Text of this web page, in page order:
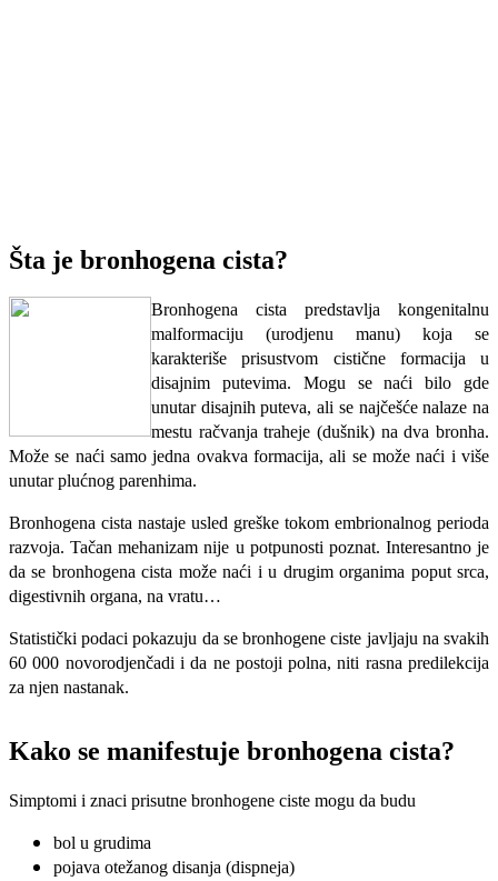
Šta je bronhogena cista?
Bronhogena cista predstavlja kongenitalnu
malformaciju (urodjenu manu) koja se
karakteriše prisustvom cistične formacija u
disajnim putevima. Mogu se naći bilo gde
unutar disajnih puteva, ali se najčešće nalaze na
mestu račvanja traheje (dušnik) na dva bronha.
Može se naći samo jedna ovakva formacija, ali se može naći i više
unutar plućnog parenhima.
Bronhogena cista nastaje usled greške tokom embrionalnog perioda
razvoja. Tačan mehanizam nije u potpunosti poznat. Interesantno je
da se bronhogena cista može naći i u drugim organima poput srca,
digestivnih organa, na vratu…
Statistički podaci pokazuju da se bronhogene ciste javljaju na svakih
60 000 novorodjenčadi i da ne postoji polna, niti rasna predilekcija
za njen nastanak.
Kako se manifestuje bronhogena cista?
Simptomi i znaci prisutne bronhogene ciste mogu da budu
bol u grudima
pojava otežanog disanja (dispneja)